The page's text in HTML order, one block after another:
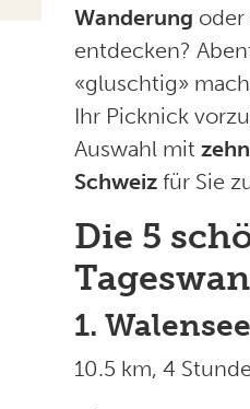
Wanderung
entdecken?
«gluschtig»
Ihr Picknick
Auswahl mit
Schweiz für Sie
Die 5
1. Walensee
10.5 km, 4